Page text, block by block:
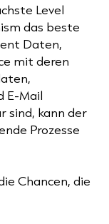
Level
das beste
Daten,
mit deren
E-Mail
sind, kann der
Prozesse
Chancen, die